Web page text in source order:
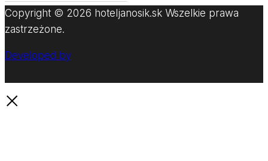
Copyright © 2026 hoteljanosik.sk Wszelkie prawa
zastrzeżone.
Developed by